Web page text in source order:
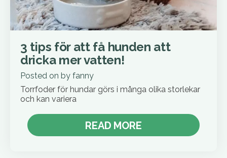
3 tips för att få hunden att
dricka mer vatten!
Posted on by fanny
Torrfoder för hundar görs i många olika storlekar
och kan variera
READ MORE